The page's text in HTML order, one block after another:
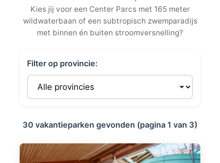
Kies jij voor een Center Parcs met 165 meter
wildwaterbaan of een subtropisch zwemparadijs
met binnen én buiten stroomversnelling?
Filter op provincie:
30 vakantieparken gevonden (pagina 1 van 3)